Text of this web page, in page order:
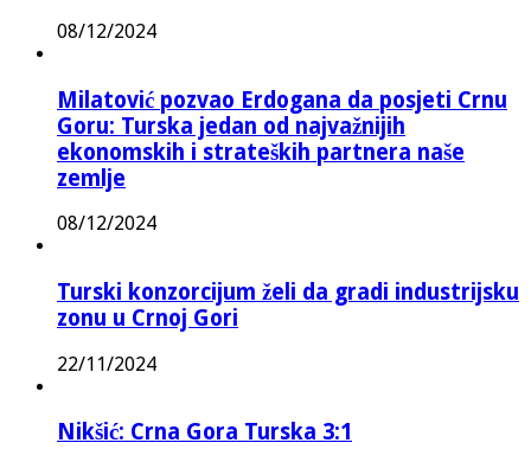
08/12/2024
Milatović pozvao Erdogana da posjeti Crnu
Goru: Turska jedan od najvažnijih
ekonomskih i strateških partnera naše
zemlje
08/12/2024
Turski konzorcijum želi da gradi industrijsku
zonu u Crnoj Gori
22/11/2024
Nikšić: Crna Gora Turska 3:1